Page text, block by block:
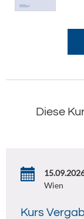
Diese
Wien
Kurs